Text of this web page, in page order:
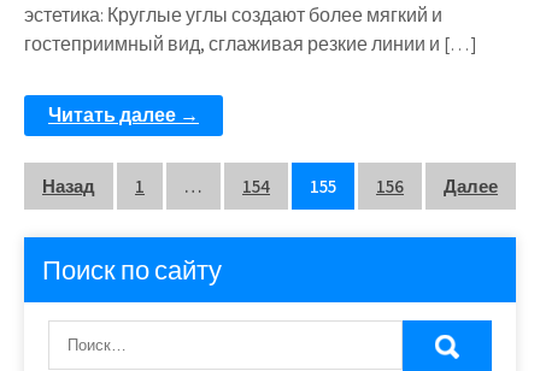
эстетика: Круглые углы создают более мягкий и
гостеприимный вид, сглаживая резкие линии и […]
Читать далее →
Пагинация
записей
Назад 1 … 154 155 156 Далее
Поиск по сайту